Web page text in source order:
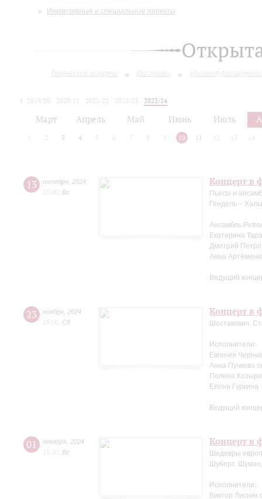
Инклюзивные и специальные проекты
Творческие встречи Выставки Издания
2019/20 2020/21 2021/22 2022/23
2023/24
Март Апрель Май Июнь Июль
2 3 4 5 6 7 8 9 10 11 12 13 14
13 октября 2024
15:00 Вс
Концерт в
Пьесы и
Гендель –
Ансамбль
Екатерина
Дмитрий
Анна
Ведущий
23 ноября 2024
15:00 Сб
Концерт в
Шостакович.
Исполнители:
Евгения
Анна Пучкова
Полина
Елена Гуркина
Ведущий
01 декабря 2024
15:00 Вс
Концерт в
Шедевры
Шуберт,
Исполнители:
Виктор Лисняк